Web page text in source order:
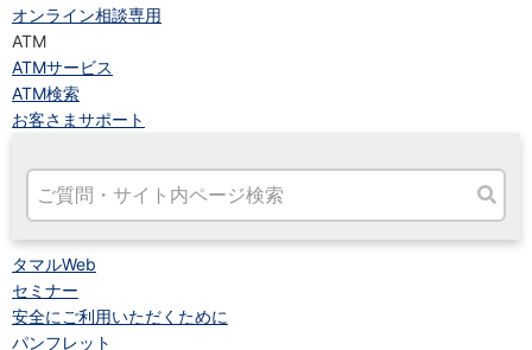
オンライン相談専用
ATM
ATMサービス
ATM検索
お客さまサポート
タマルWeb
セミナー
安全にご利用いただくために
パンフレット